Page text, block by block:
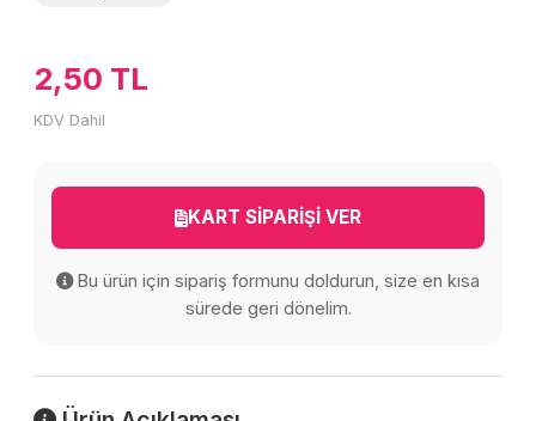
2,50 TL
KDV Dahil
KART SİPARİŞİ VER
Bu ürün için sipariş formunu doldurun, size en kısa
sürede geri dönelim.